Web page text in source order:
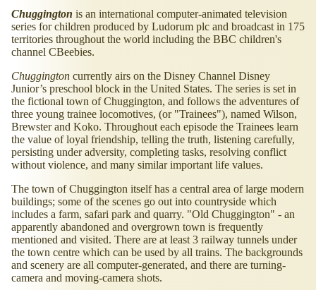
Chuggington is an international computer-animated television
series for children produced by Ludorum plc and broadcast in 175
territories throughout the world including the BBC children's
channel CBeebies.
Chuggington currently airs on the Disney Channel Disney
Junior’s preschool block in the United States. The series is set in
the fictional town of Chuggington, and follows the adventures of
three young trainee locomotives, (or "Trainees"), named Wilson,
Brewster and Koko. Throughout each episode the Trainees learn
the value of loyal friendship, telling the truth, listening carefully,
persisting under adversity, completing tasks, resolving conflict
without violence, and many similar important life values.
The town of Chuggington itself has a central area of large modern
buildings; some of the scenes go out into countryside which
includes a farm, safari park and quarry. "Old Chuggington" - an
apparently abandoned and overgrown town is frequently
mentioned and visited. There are at least 3 railway tunnels under
the town centre which can be used by all trains. The backgrounds
and scenery are all computer-generated, and there are turning-
camera and moving-camera shots.